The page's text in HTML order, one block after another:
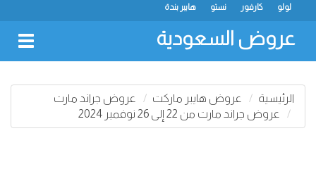
هايبر بندة نستو كارفور لولو
عروض السعودية
الرئيسية عروض هايبر ماركت
عروض جراند مارت
عروض جراند مارت من 22 إلى 26 نوفمبر 2024